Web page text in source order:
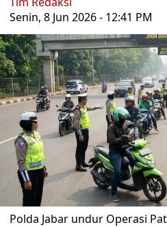
Senin, 8 Jun 2026 - 12:41 PM
Polda Jabar undur Operasi